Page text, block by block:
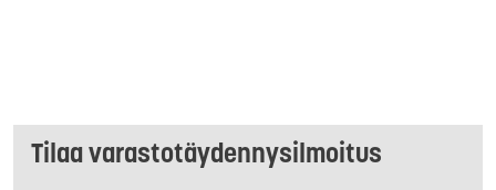
Tilaa varastotäydennysilmoitus